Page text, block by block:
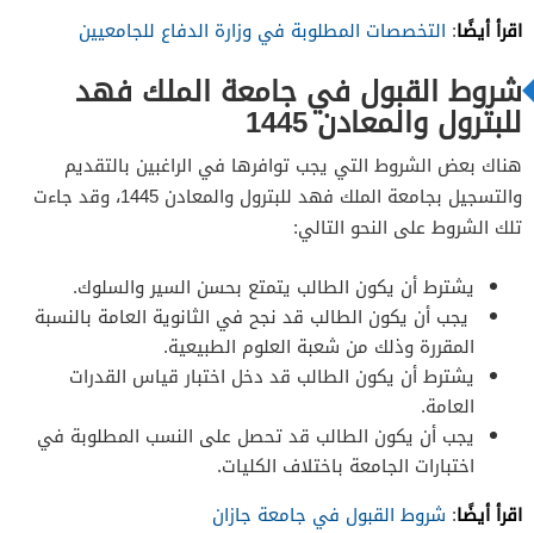
اقرأ أيضًا: التخصصات المطلوبة في وزارة الدفاع للجامعيين
شروط القبول في جامعة الملك فهد
للبترول والمعادن 1445
هناك بعض الشروط التي يجب توافرها في الراغبين بالتقديم
والتسجيل بجامعة الملك فهد للبترول والمعادن 1445، وقد جاءت
تلك الشروط على النحو التالي:
يشترط أن يكون الطالب يتمتع بحسن السير والسلوك.
يجب أن يكون الطالب قد نجح في الثانوية العامة بالنسبة
المقررة وذلك من شعبة العلوم الطبيعية.
يشترط أن يكون الطالب قد دخل اختبار قياس القدرات
العامة.
يجب أن يكون الطالب قد تحصل على النسب المطلوبة في
اختبارات الجامعة باختلاف الكليات.
اقرأ أيضًا: شروط القبول في جامعة جازان